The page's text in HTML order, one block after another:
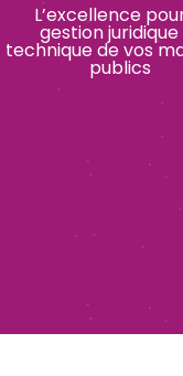
L’excellence
gestion
technique de vos
publics